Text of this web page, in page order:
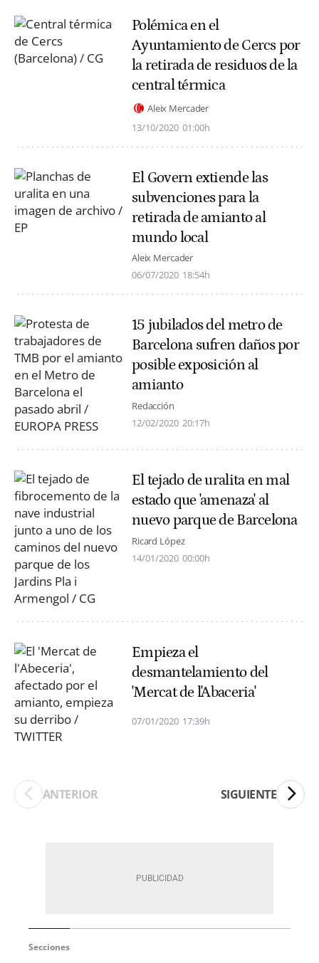
Polémica en el
Ayuntamiento de Cercs por
la retirada de residuos de la
central térmica
Aleix Mercader
13/10/2020 01:00h
El Govern extiende las
subvenciones para la
retirada de amianto al
mundo local
Aleix Mercader
06/07/2020 18:54h
15 jubilados del metro de
Barcelona sufren daños por
posible exposición al
amianto
Redacción
12/02/2020 20:17h
El tejado de uralita en mal
estado que 'amenaza' al
nuevo parque de Barcelona
Ricard López
14/01/2020 00:00h
Empieza el
desmantelamiento del
'Mercat de l'Abaceria'
07/01/2020 17:39h
ANTERIOR SIGUIENTE
Secciones